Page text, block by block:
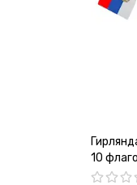
10